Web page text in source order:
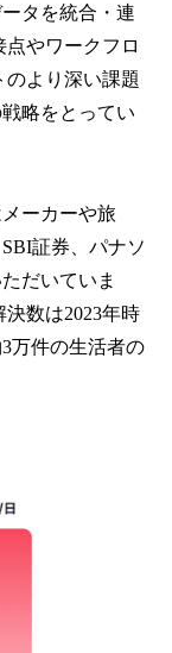
タを統合・連
やワークフロ
より深い課題
略をとってい
ーカーや旅
証券、パナソ
だいていま
数は2023年時
万件の生活者の